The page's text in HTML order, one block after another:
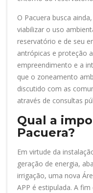
O Pacuera busca
viabilizar o uso
reservatório e de seu
antrópicas e proteção
empreendimento e a
que o zoneamento
discutido com as
através de consultas
Qual a
Pacuera?
Em virtude da
geração de energia,
irrigação, uma nova
APP é estipulada. A